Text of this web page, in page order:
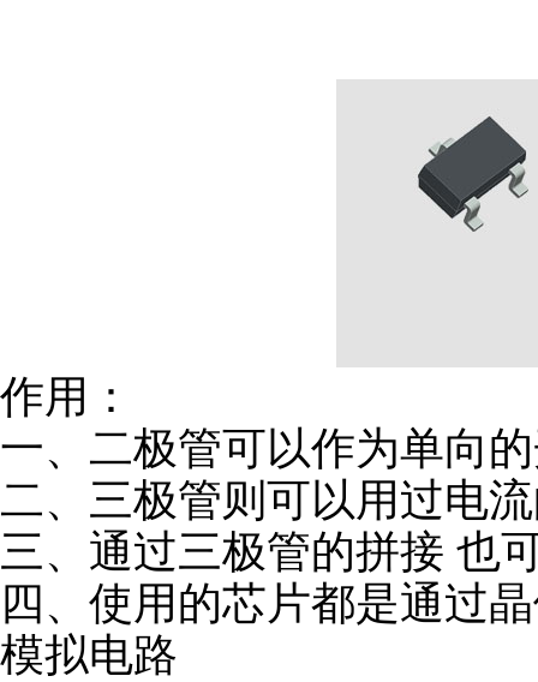
作用：
一、二极管可以作为单向
二、三极管则可以用过电
三、通过三极管的拼接 也
四、使用的芯片都是通过
模拟电路